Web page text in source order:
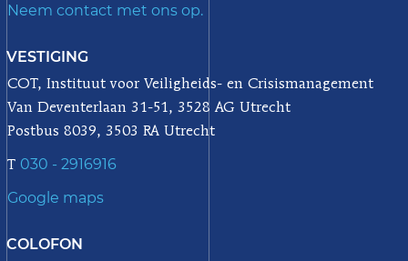
Neem contact met ons op.
VESTIGING
COT, Instituut voor Veiligheids- en Crisismanagement
Van Deventerlaan 31-51, 3528 AG Utrecht
Postbus 8039, 3503 RA Utrecht
T 030 - 2916916
Google maps
COLOFON